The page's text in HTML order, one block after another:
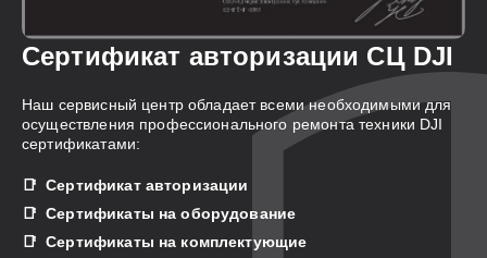
Сертификат авторизации СЦ DJI
Наш сервисный центр обладает всеми необходимыми для
осуществления профессионального ремонта техники DJI
сертификатами:
Сертификат авторизации
Сертификаты на оборудование
Сертификаты на комплектующие